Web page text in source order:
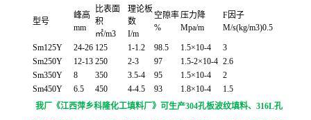
型号
峰高
mm
比表面
积
㎡/m3
理论板
数
I/m
空隙率
%
压力降
Mpa/m
F因子
M/s(kg/m3)0.5
Sm125Y 24-26 125 1-1.2 98.5 1.5×10-4
3
Sm250Y
12-13 250 2-3 97 1.5-2×10-4 2.6
Sm350Y
8 350 3.5-4 95 1.5×10-4
2
Sm450Y
6.5 450 4-4.5 93 1.8×10-4
1.5
我厂《江西萍乡科隆化工填料厂》可生产304孔板波纹填料、316L孔